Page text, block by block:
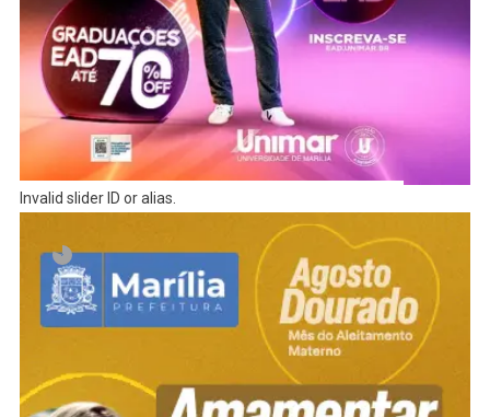
Invalid slider ID or alias.